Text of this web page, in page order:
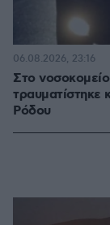
Στο
τραυματίστηκε
Ρόδου
06.08.2026, 23:16